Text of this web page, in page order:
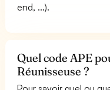
end, ...).
Quel code APE
Réunisseuse ?